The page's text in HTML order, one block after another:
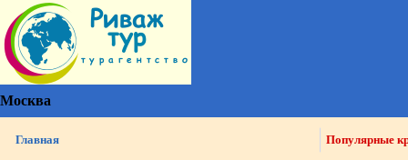
Москва
Главная Популярные